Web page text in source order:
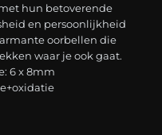
hun betoverende
en persoonlijkheid
oorbellen die
waar je ook gaat.
6 x 8mm